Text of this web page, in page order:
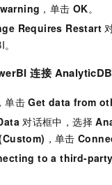
，单击 OK。
Requires Restart
连接
单击 Get data from
对话框中，选择
，单击
to a third-